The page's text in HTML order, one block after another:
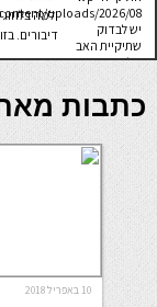
יש לבדוק
שתיקיית האב
שלה ניתנת
לכתיבה.
ולמה
דיבורים.
כתבות
10 באפריל 2018